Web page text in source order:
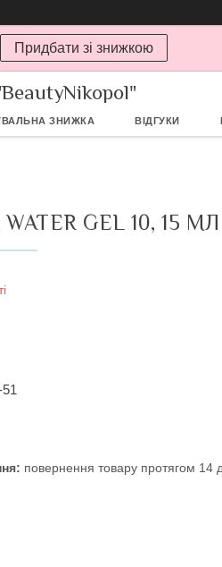
Придбати зі знижкою
ЗНИЖКА ВІДГУКИ
GEL 10, 15 МЛ
повернення товару протягом 14